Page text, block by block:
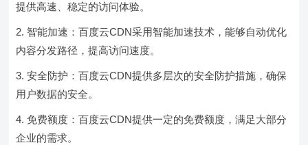
提供高速、稳定的访问体验。
智能加速：百度云CDN采用智能加速技术，能够自动优化
内容分发路径，提高访问速度。
安全防护：百度云CDN提供多层次的安全防护措施，确保
用户数据的安全。
免费额度：百度云CDN提供一定的免费额度，满足大部分
企业的需求。